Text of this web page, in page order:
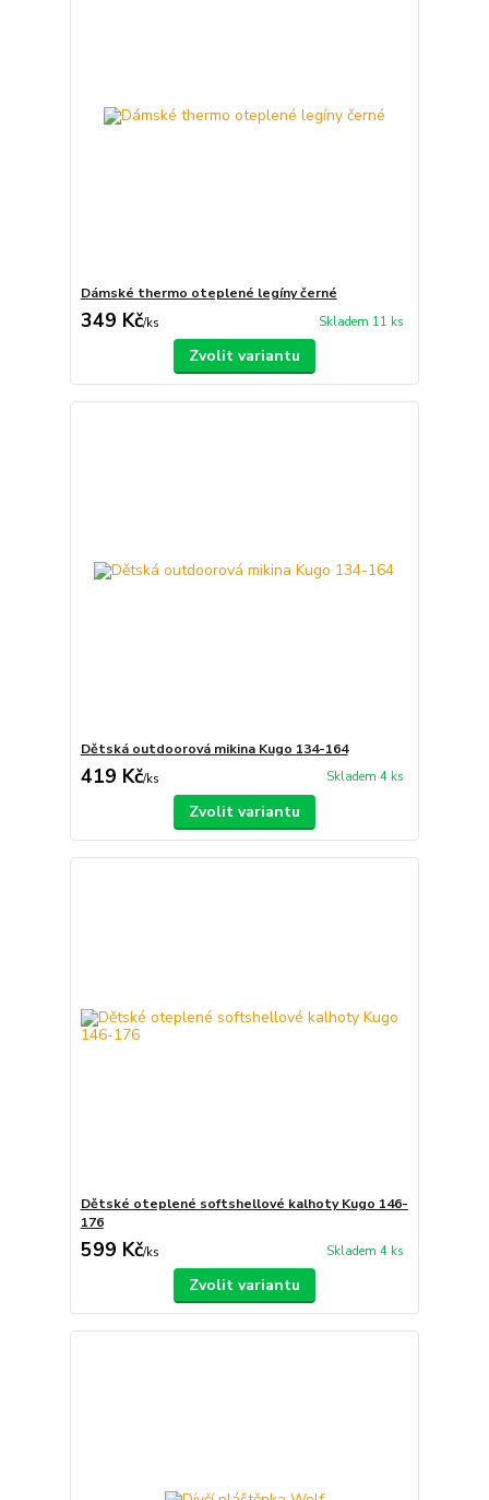
Dámské thermo oteplené legíny černé
349 Kč/ks Skladem 11 ks
Zvolit variantu
Dětská outdoorová mikina Kugo 134-164
419 Kč/ks Skladem 4 ks
Zvolit variantu
Dětské oteplené softshellové kalhoty Kugo 146-
176
599 Kč/ks Skladem 4 ks
Zvolit variantu